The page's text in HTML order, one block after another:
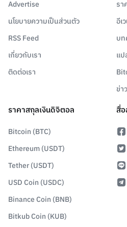
Advertise
นโยบายความเป็นส่วนตัว
RSS Feed
เกี่ยวกับเรา
ติดต่อเรา
รา
อีเ
บ
แป
ข่า
ราคาสกุลเงินดิจิตอล
Bitcoin (BTC)
Ethereum (USDT)
Tether (USDT)
USD Coin (USDC)
Binance Coin (BNB)
Bitkub Coin (KUB)
สื่